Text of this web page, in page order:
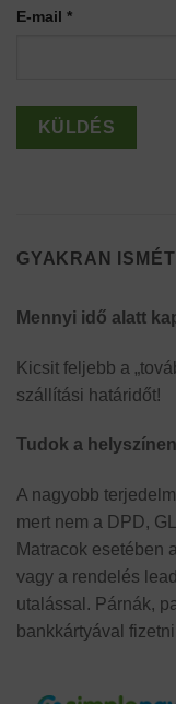
E-mail *
GYAKRAN
Mennyi idő alatt
Kicsit feljebb a
szállítási határidőt!
Tudok a
A nagyobb
mert nem a DPD,
Matracok esetében
vagy a rendelés
utalással. Párnák,
bankkártyával